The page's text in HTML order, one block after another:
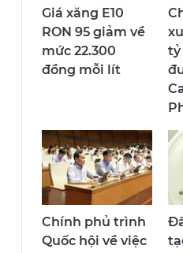
Giá xăng E10
RON 95 giảm về
mức 22.300
đồng mỗi lít
tỷ
Chính phủ trình
Quốc hội về việc